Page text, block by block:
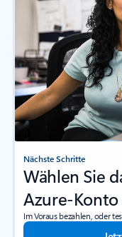
Nächste Schritte
Wählen Sie
Azure-Konto
Im Voraus bezahlen, oder